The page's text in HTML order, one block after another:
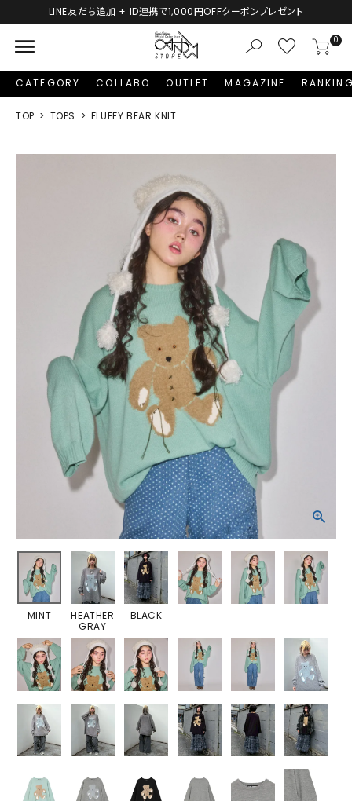
LINE友だち追加 + ID連携で1,000円OFFクーポンプレゼント
menu 0
CATEGORY COLLABO OUTLET MAGAZINE
TOP TOPS FLUFFY BEAR KNIT
MINT
HEATHER
GRAY
BLACK